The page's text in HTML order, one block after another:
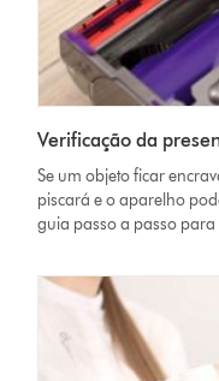
Verificação da
Se um objeto ficar
piscará e o aparelho
guia passo a passo